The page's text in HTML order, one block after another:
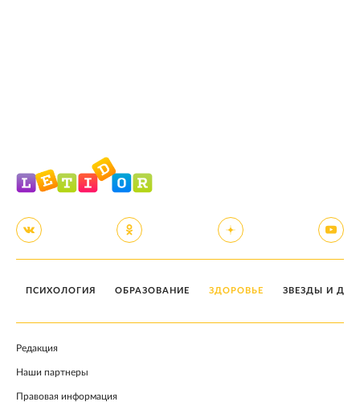
ПСИХОЛОГИЯ ОБРАЗОВАНИЕ ЗДОРОВЬЕ ЗВЕЗДЫ И
Редакция
Наши партнеры
Правовая информация